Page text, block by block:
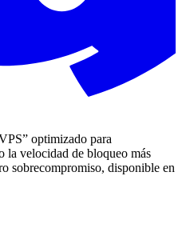
optimizado para
la velocidad de bloqueo más
sobrecompromiso, disponible en